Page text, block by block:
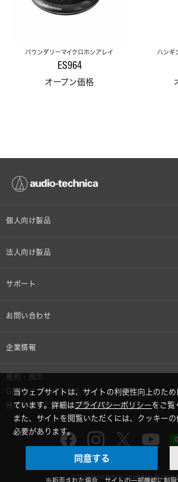
バウンダリーマイクロホンアレイ
ES964
オープン価格
ハンギ
個人向け製品
オンラインストア限定
車載製品
部品/付属品
法人向け製品
設備音響機器
半導体レーザー応用製品
サポート
個人向け製品サポート
お問い合わせ
その他、メディア 取材関連等のお問い合わせ
企業情報
株式会社オーディオテクニカ
採用情報
GLOBAL-オーディオテクニカ
audio-technica MIMIO
規約・規定
GDPRプライバシーポリシー
特定商取引に関する法律に基づく表示
© 2026 Audio-Technica Corporation. All rights
当ウェブサイトは、サイトの利便性向上のた
ています。詳細はプライバシーポリシーをご覧
また、サイトを閲覧いただくには、クッキー
必要があります。
同意する